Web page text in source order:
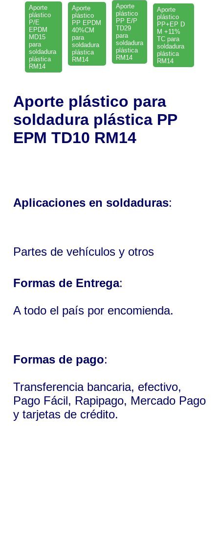
Aporte
plástico
P/E
EPDM
MD15
para
soldadura
plástica
RM14
Aporte
plástico
PP EPDM
40%CM
para
soldadura
plástica
RM14
Aporte
plástico
PP E/P
TD29
para
soldadura
plástica
RM14
Aporte
plástico
PP+EP D
M +11%
TC para
soldadura
plástica
RM14
Aporte plástico para
soldadura plástica PP
EPM TD10 RM14
Aplicaciones en soldaduras:
Partes de vehículos y otros
Formas de Entrega:
A todo el país por encomienda.
Formas de pago:
Transferencia bancaria, efectivo,
Pago Fácil, Rapipago, Mercado Pago
y tarjetas de crédito.